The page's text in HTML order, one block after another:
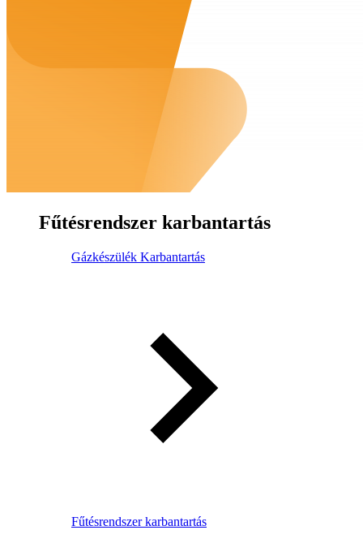
Fűtésrendszer karbantartás
Gázkészülék Karbantartás
Fűtésrendszer karbantartás